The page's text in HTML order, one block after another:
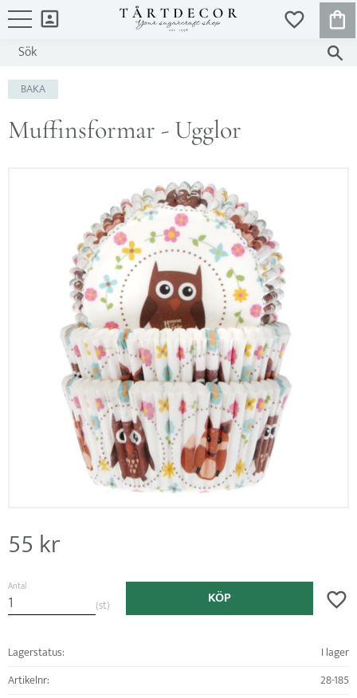
FAVORITER
BAKA
Muffinsformar - Ugglor
55 kr
Antal
st KÖP
Lagerstatus
I lager
Artikelnr
28-185